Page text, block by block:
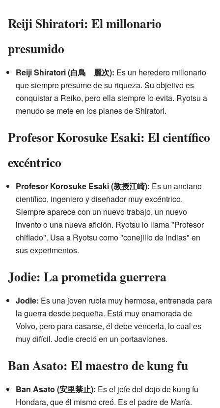
Reiji Shiratori: El millonario
presumido
Reiji Shiratori (白鳥 麗次): Es un heredero millonario
que siempre presume de su riqueza. Su objetivo es
conquistar a Reiko, pero ella siempre lo evita. Ryotsu a
menudo se mete en los planes de Shiratori.
Profesor Korosuke Esaki: El científico
excéntrico
Profesor Korosuke Esaki (教授江崎): Es un anciano
científico, ingeniero y diseñador muy excéntrico.
Siempre aparece con un nuevo trabajo, un nuevo
invento o una nueva afición. Ryotsu lo llama "Profesor
chiflado". Usa a Ryotsu como "conejillo de indias" en
sus experimentos.
Jodie: La prometida guerrera
Jodie: Es una joven rubia muy hermosa, entrenada para
la guerra desde pequeña. Está muy enamorada de
Volvo, pero para casarse, él debe vencerla, lo cual es
muy difícil. Jodie creció en un portaaviones.
Ban Asato: El maestro de kung fu
Ban Asato (安里禁止): Es el jefe del dojo de kung fu
Hondara, que él mismo creó. Es el padre de María.